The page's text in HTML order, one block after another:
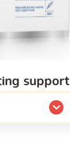
support